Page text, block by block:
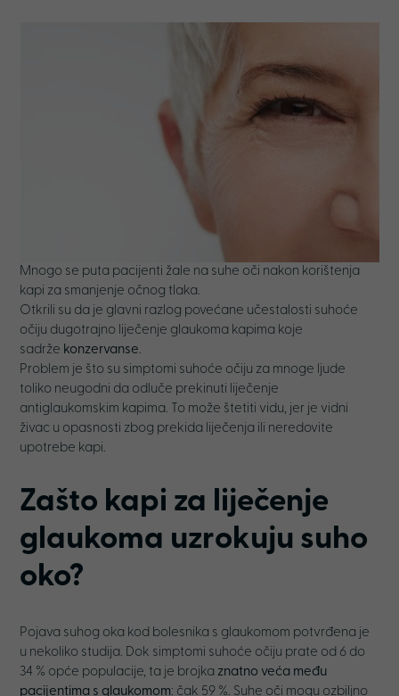
Mnogo se puta pacijenti žale na suhe oči nakon korištenja
kapi za smanjenje očnog tlaka.
Otkrili su da je glavni razlog povećane učestalosti suhoće
očiju dugotrajno liječenje glaukoma kapima koje
sadrže konzervanse.
Problem je što su simptomi suhoće očiju za mnoge ljude
toliko neugodni da odluče prekinuti liječenje
antiglaukomskim kapima. To može štetiti vidu, jer je vidni
živac u opasnosti zbog prekida liječenja ili neredovite
upotrebe kapi.
Zašto kapi za liječenje
glaukoma uzrokuju suho
oko?
Pojava suhog oka kod bolesnika s glaukomom potvrđena je
u nekoliko studija. Dok simptomi suhoće očiju prate od 6 do
34 % opće populacije, ta je brojka znatno veća među
pacijentima s glaukomom: čak 59 %. Suhe oči mogu ozbiljno